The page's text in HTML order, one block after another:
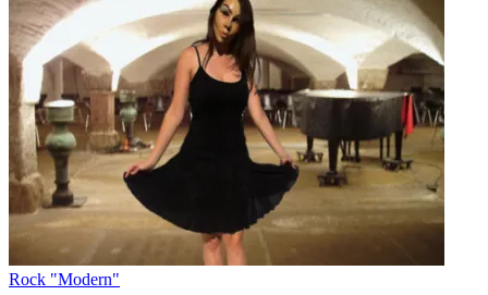
Rock "Modern"